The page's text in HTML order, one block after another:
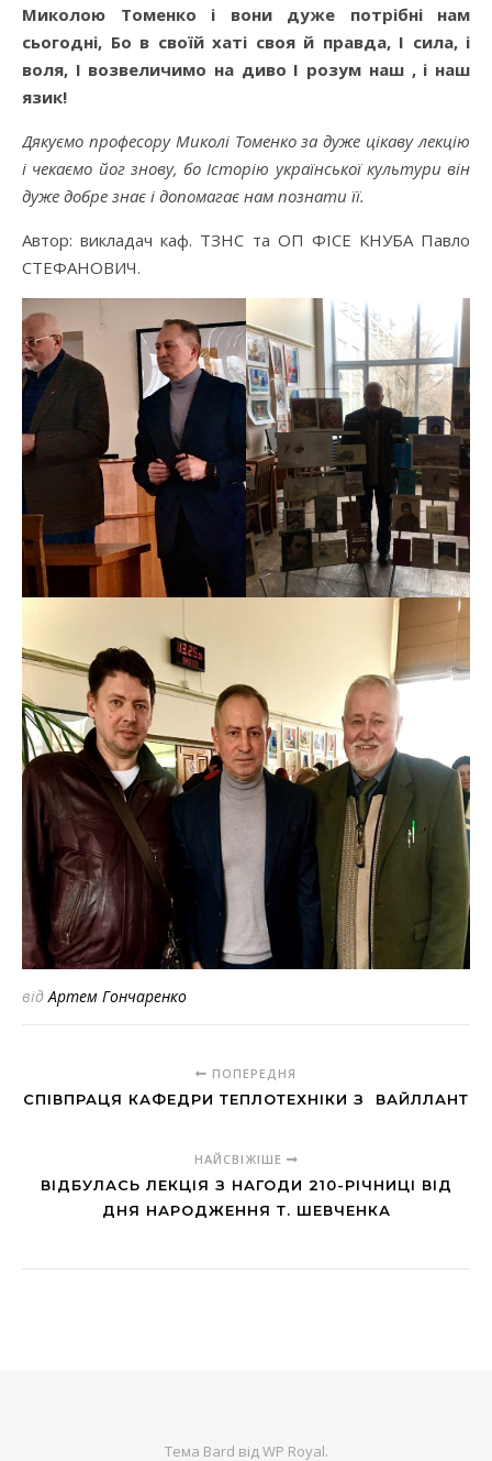
Миколою Томенко і вони дуже потрібні нам
сьогодні, Бо в своїй хаті своя й правда, І сила, і
воля, І возвеличимо на диво І розум наш , і наш
язик!
Дякуємо професору Миколі Томенко за дуже цікаву лекцію
і чекаємо йог знову, бо Історію української культури він
дуже добре знає і допомагає нам познати її.
Автор: викладач каф. ТЗНС та ОП ФІСЕ КНУБА Павло
СТЕФАНОВИЧ.
відАртем Гончаренко
ПОПЕРЕДНЯ
СПІВПРАЦЯ КАФЕДРИ ТЕПЛОТЕХНІКИ З ВАЙЛЛАНТ
НАЙСВІЖІШЕ
ВІДБУЛАСЬ ЛЕКЦІЯ З НАГОДИ 210-РІЧНИЦІ ВІД
ДНЯ НАРОДЖЕННЯ Т. ШЕВЧЕНКА
Тема Bard відWP Royal.